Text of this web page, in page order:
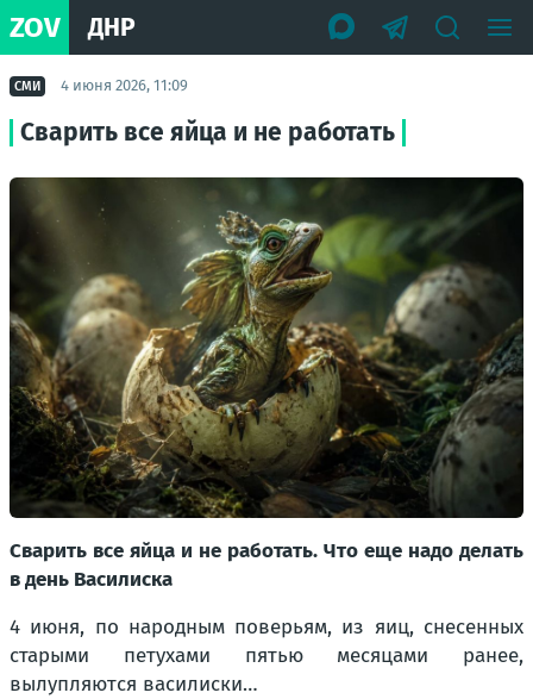
ZOV ДНР
СМИ 4 июня 2026, 11:09
Сварить все яйца и не работать
Сварить все яйца и не работать. Что еще надо делать
в день Василиска
4 июня, по народным поверьям, из яиц, снесенных
старыми петухами пятью месяцами ранее,
вылупляются василиски…